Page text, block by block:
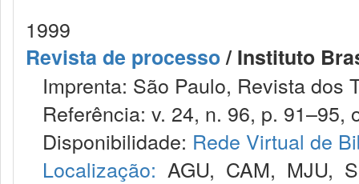
1999
Revista de processo/ Instituto
Imprenta: São Paulo, Revista dos
Referência: v. 24, n. 96, p. 91–95,
Disponibilidade: Rede Virtual de
Localização: AGU, CAM, MJU,